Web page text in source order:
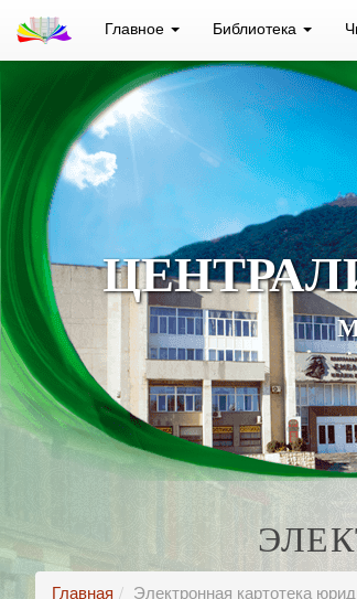
Главное Библиотека
Главная Электронная картотека